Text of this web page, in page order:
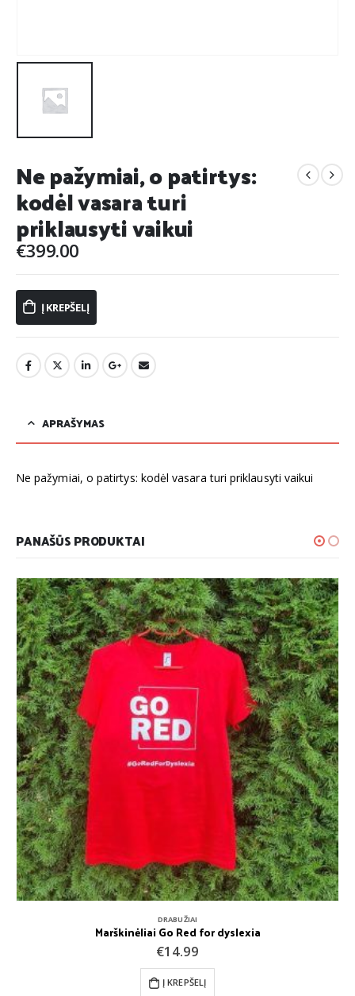
Ne pažymiai, o patirtys:
kodėl vasara turi
priklausyti vaikui
€399.00
Į KREPŠELĮ
APRAŠYMAS
Ne pažymiai, o patirtys: kodėl vasara turi priklausyti vaikui
PANAŠŪS PRODUKTAI
DRABUŽIAI
Marškinėliai Go Red for dyslexia
€14.99
Į KREPŠELĮ